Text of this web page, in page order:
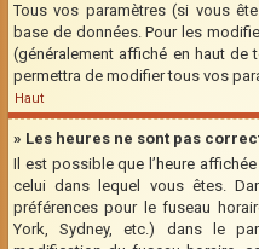
Tous vos paramètres (si vous
base de données. Pour les
(généralement affiché en haut
permettra de modifier tous vos
Haut
» Les heures ne sont pas
Il est possible que l’heure
celui dans lequel vous êtes.
préférences pour le fuseau
York, Sydney, etc.) dans le